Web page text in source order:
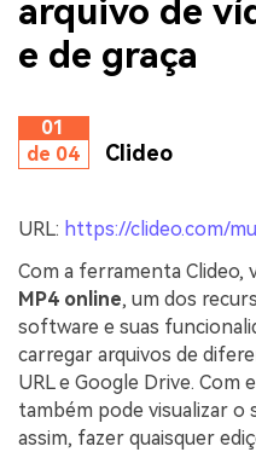
arquivo de
e de graça
01
de 04
Clideo
URL: https://clideo.com/
Com a ferramenta Clideo,
MP4 online, um dos
software e suas
carregar arquivos de
URL e Google Drive.
também pode visualizar o
assim, fazer quaisquer